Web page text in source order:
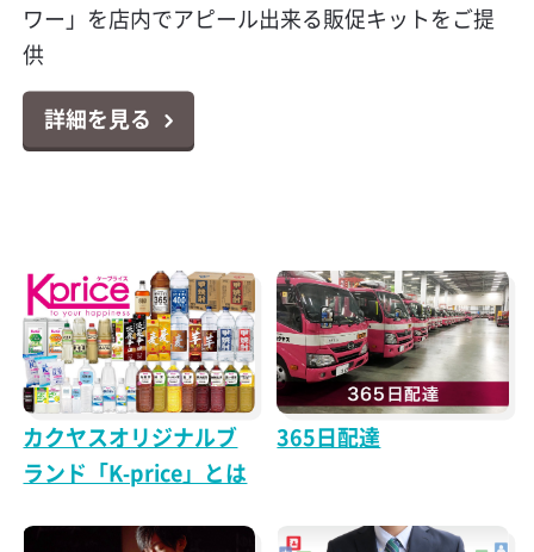
る！クエルボ 1800 レポサド キャンペーン
詳細を見る
ワー」を店内でアピール出来る販促キットをご提
供
詳細を見る
た！
詳細を見る
らお届け可能なテイクアウト容器特集
詳細を見る
な景品と交換出来る「カンパリ・ワイルドターキ
ー マイレージクラブ プログラム」
詳細を見る
カクヤス業務用Facebookページ「カクヤス飲食店
ナビ」を開設しました！
詳細を見る
対策はじめていますか？6月より完全義務化になり
ました！チェックシートの無料ダウンロードもで
きます！
パークリングワイン11選
詳細を見る
カクヤスオリジナルブ
ランド「K-price」とは
365日配達